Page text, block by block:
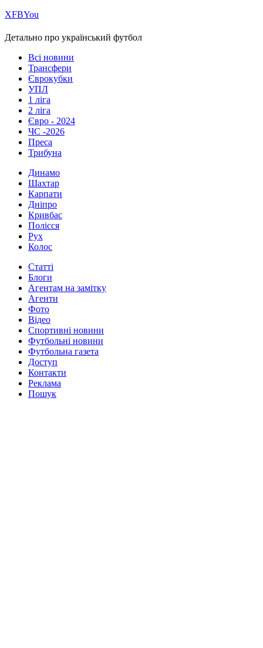
ХFBYou
Детально про український футбол
Всі новини
Трансфери
Єврокубки
УПЛ
1 ліга
2 ліга
Євро - 2024
ЧС -2026
Преса
Трибуна
Динамо
Шахтар
Карпати
Дніпро
Кривбас
Полісся
Рух
Колос
Статті
Блоги
Агентам на замітку
Агенти
Фото
Відео
Спортивні новини
Футбольні новини
Футбольна газета
Доступ
Контакти
Реклама
Пошук